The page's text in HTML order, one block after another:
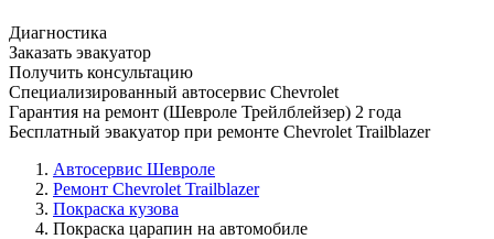
Диагностика
Заказать эвакуатор
Получить консультацию
Специализированный автосервис Chevrolet
Гарантия на ремонт (Шевроле Трейлблейзер) 2 года
Бесплатный эвакуатор при ремонте Chevrolet Trailblazer
Автосервис Шевроле
Ремонт Chevrolet Trailblazer
Покраска кузова
Покраска царапин на автомобиле